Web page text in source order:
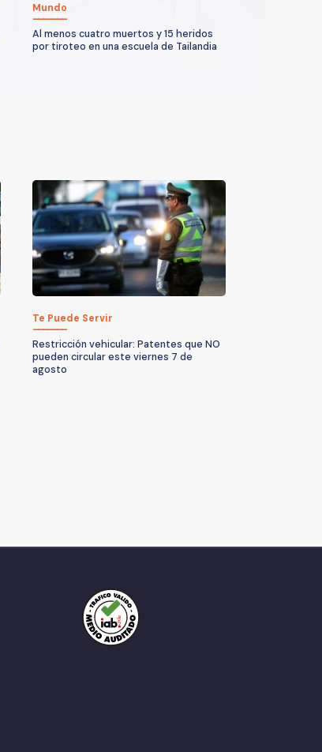
Mundo
Al menos cuatro muertos y 15 heridos
por tiroteo en una escuela de Tailandia
Te Puede Servir
Restricción vehicular: Patentes que NO
pueden circular este viernes 7 de
agosto